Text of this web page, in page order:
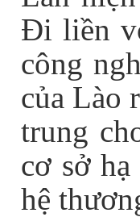
Đi liền
công
của Lào
trung
cơ sở
hệ